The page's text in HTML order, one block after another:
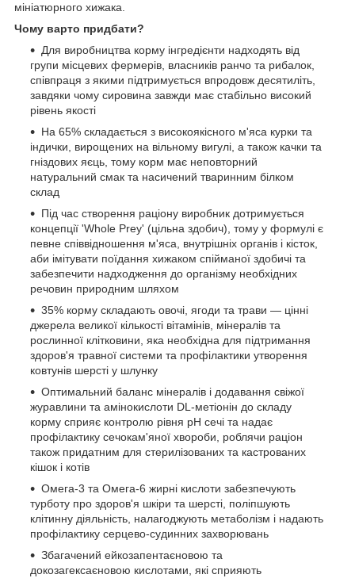
мініатюрного хижака.
Чому варто придбати?
Для виробництва корму інгредієнти надходять від
групи місцевих фермерів, власників ранчо та рибалок,
співпраця з якими підтримується впродовж десятиліть,
завдяки чому сировина завжди має стабільно високий
рівень якості
На 65% складається з високоякісного м'яса курки та
індички, вирощених на вільному вигулі, а також качки та
гніздових яєць, тому корм має неповторний
натуральний смак та насичений тваринним білком
склад
Під час створення раціону виробник дотримується
концепції 'Whole Prey' (цільна здобич), тому у формулі є
певне співвідношення м'яса, внутрішніх органів і кісток,
аби імітувати поїдання хижаком спійманої здобичі та
забезпечити надходження до організму необхідних
речовин природним шляхом
35% корму складають овочі, ягоди та трави — цінні
джерела великої кількості вітамінів, мінералів та
рослинної клітковини, яка необхідна для підтримання
здоров'я травної системи та профілактики утворення
ковтунів шерсті у шлунку
Оптимальний баланс мінералів і додавання свіжої
журавлини та амінокислоти DL-метіонін до складу
корму сприяє контролю рівня pH сечі та надає
профілактику сечокам'яної хвороби, роблячи раціон
також придатним для стерилізованих та кастрованих
кішок і котів
Омега-3 та Омега-6 жирні кислоти забезпечують
турботу про здоров'я шкіри та шерсті, поліпшують
клітинну діяльність, налагоджують метаболізм і надають
профілактику серцево-судинних захворювань
Збагачений ейкозапентаєновою та
докозагексаєновою кислотами, які сприяють